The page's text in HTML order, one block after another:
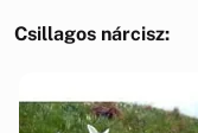
Csillagos nárcisz: